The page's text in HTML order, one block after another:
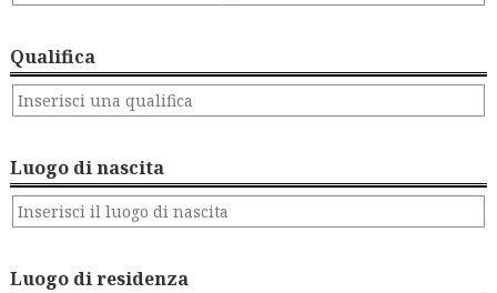
Qualifica
Luogo di nascita
Luogo di residenza